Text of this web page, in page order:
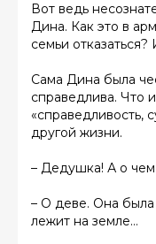
Вот ведь
Дина. Как это в
семьи
Сама Дина была
справедлива. Что
«справедливость,
другой жизни.
– Дедушка! А о чем
– О деве. Она была
лежит на земле…